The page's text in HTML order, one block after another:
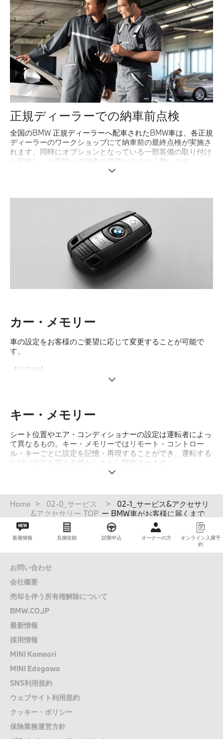
正規ディーラーでの納車前点検
全国のBMW 正規ディーラーへ配車されたBMW車は、各正規
ディーラーのワークショップにて納車前の最終点検が実施さ
れます。同時にオプションとなっている一部装備の取り付け
も実施し、お客様への納車の準備がようやく整います。
BMW車にはお客様のご希望の設定がキー1つで再現されるカ
設定を承っております。オーダー・メイド感覚の設定で、よ
※一部のモデルは対象とならない場合があります。
カー・メモリー
車の設定をお客様のご要望に応じて変更することが可能で
す。
【設定例】
約40秒間の点灯時間を変更することが可能です。
エンジンをオフにし、エンジン・キーが差し込まれた状態で
運転席側のドアを開けると、アラーム音でキーの抜き忘れを
警告します。
キー・メモリー
シート位置やエア・コンディショナーの設定は運転者によっ
て異なるもの。キー・メモリーではリモート・コントロー
ル・キーごとに設定を記憶・再現することができ、運転する
たびに設定を変える煩わしさから開放されます。
ック解除、または運転席ドアを開けた際、設定された状態に
シートを自動調整します。
'エア・コンディショナー'
温度や風量などエア・コンディショナーの設定がキーごとに
設定でき、エンジンを始動すると設定された状態でエア・コ
'発進後の自動ドア・ロック'
停車時などに社内への不審者の侵入を防ぐため、車が発進す
るとドア及びトランク・リッドを自動的にロックさせるよう
'セレクティブ集中ロック'
際、1回目の操作で運転席ドアのみが解除、2回目の操作です
べてのドアが解除されるように設定できます。
パ
く
Home
02-0_サービス
&アクセサリー TOP
02-1_サービス&アクセサリ
ー BMW車がお客様に届くまで
新着情報 見積依頼 試乗申込 オーナーの方
オンライン入庫予
約
お問い合わせ
会社概要
売却を伴う所有権解除について
BMW.CO.JP
最新情報
採用情報
MINI Kameari
MINI Edogawa
SNS利用規約
ウェブサイト利用規約
クッキー・ポリシー
保険業務運営方針